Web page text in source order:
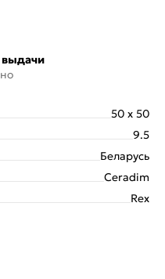
50 x 50
9.5
Беларусь
Ceradim
Rex